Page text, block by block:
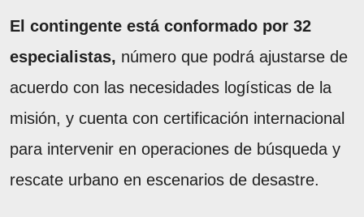
El contingente está conformado por 32
especialistas, número que podrá ajustarse de
acuerdo con las necesidades logísticas de la
misión, y cuenta con certificación internacional
para intervenir en operaciones de búsqueda y
rescate urbano en escenarios de desastre.